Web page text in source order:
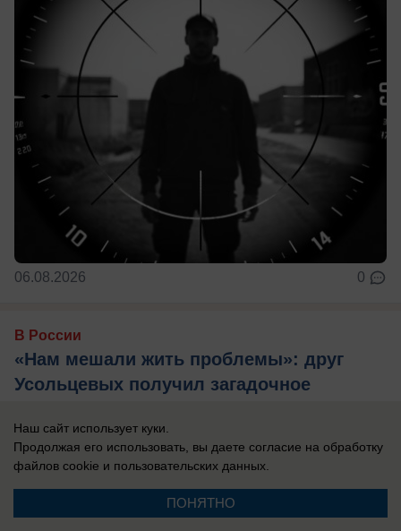
06.08.2026 0
В России
«Нам мешали жить проблемы»: друг
Усольцевых получил загадочное
Новая тайна Усольцевых: послание пришло
спустя 10 месяцев после исчезновения.
Наш сайт использует куки.
Продолжая его использовать, вы даете согласие на обработку
файлов cookie и пользовательских данных.
ПОНЯТНО